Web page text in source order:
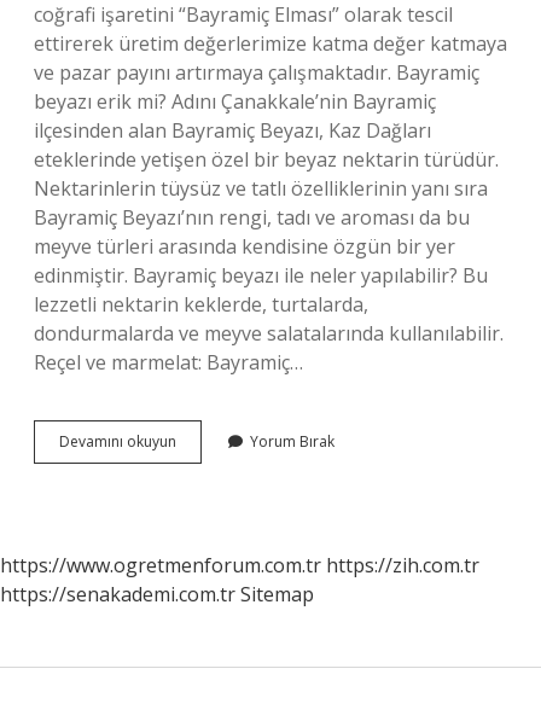
coğrafi işaretini “Bayramiç Elması” olarak tescil
ettirerek üretim değerlerimize katma değer katmaya
ve pazar payını artırmaya çalışmaktadır. Bayramiç
beyazı erik mi? Adını Çanakkale’nin Bayramiç
ilçesinden alan Bayramiç Beyazı, Kaz Dağları
eteklerinde yetişen özel bir beyaz nektarin türüdür.
Nektarinlerin tüysüz ve tatlı özelliklerinin yanı sıra
Bayramiç Beyazı’nın rengi, tadı ve aroması da bu
meyve türleri arasında kendisine özgün bir yer
edinmiştir. Bayramiç beyazı ile neler yapılabilir? Bu
lezzetli nektarin keklerde, turtalarda,
dondurmalarda ve meyve salatalarında kullanılabilir.
Reçel ve marmelat: Bayramiç…
Devamını okuyun Bayramiç
Beyazı
Yorum Bırak
https://www.ogretmenforum.com.tr https://zih.com.tr
https://senakademi.com.trSitemap